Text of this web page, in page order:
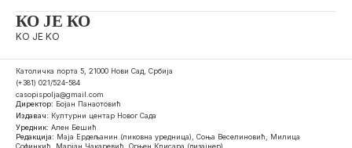
КО ЈЕ КО
KO JE KO
Католичка порта 5, 21000 Нови Сад, Србија
(+381) 021/524-584
casopispolja@gmail.com
Директор: Бојан Панаотовић
Издавач: Културни центар Новог Сада
Уредник: Ален Бешић
Редакција: Маја Ердељанин (ликовна уредница), Соња Веселиновић, Милица
Софинкић, Марјан Чакаревић, Огњен Клисара (дизајнер)